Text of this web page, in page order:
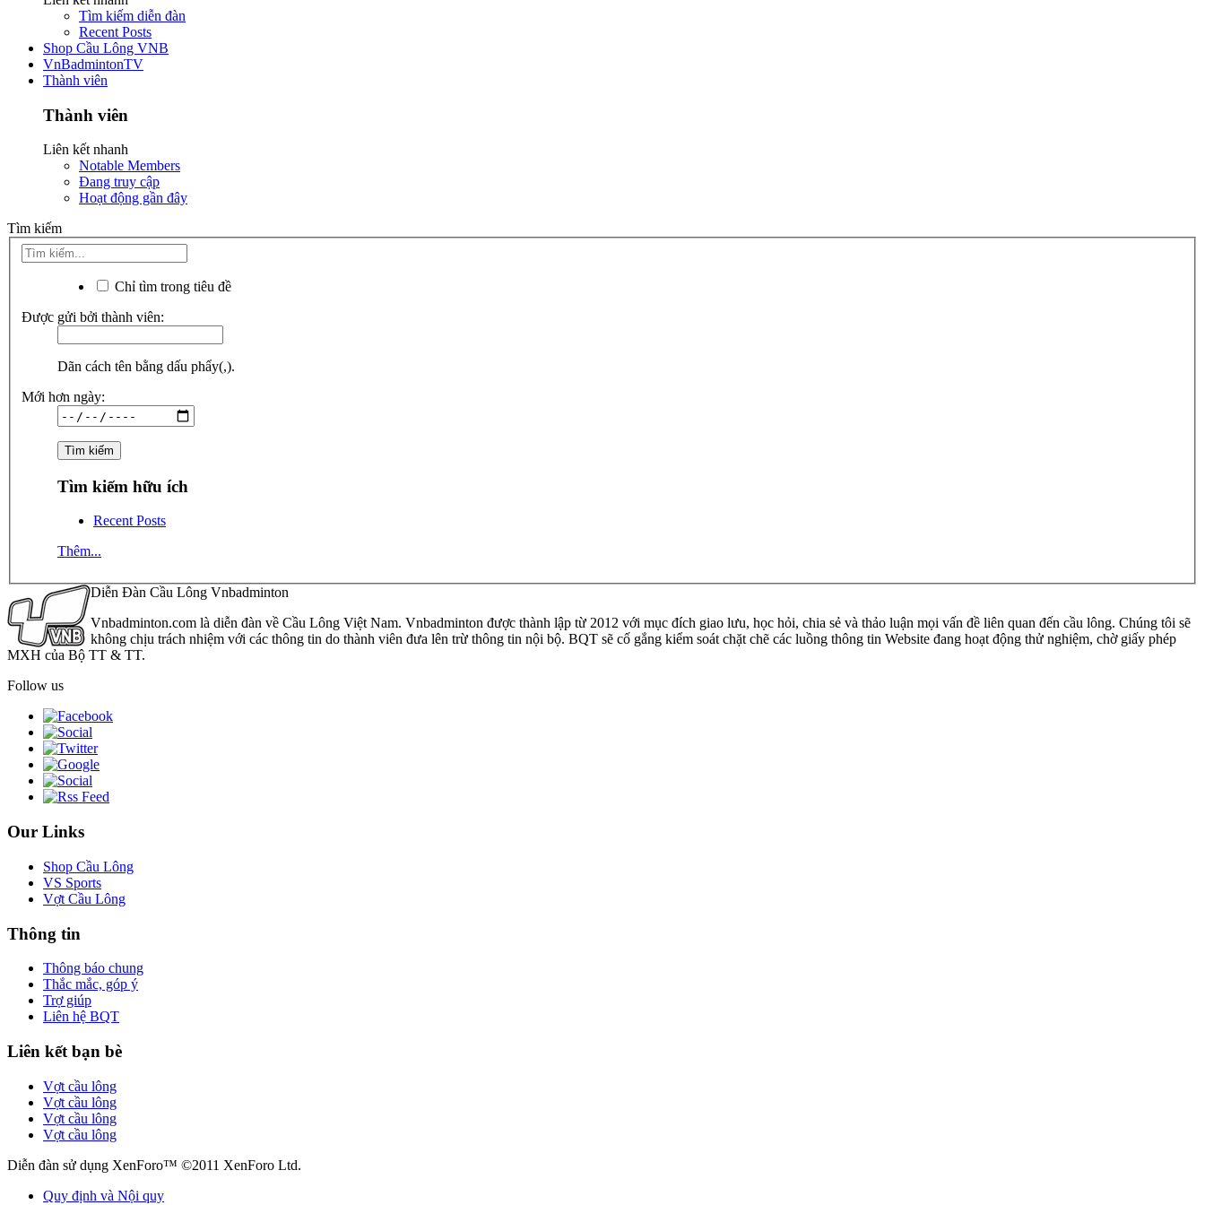
Tìm kiếm diễn đàn
Recent Posts
Shop Cầu Lông VNB
VnBadmintonTV
Thành viên
Thành viên
Liên kết nhanh
Notable Members
Đang truy cập
Hoạt động gần đây
Tìm kiếm
Chỉ tìm trong tiêu đề
Được gửi bởi thành viên:
Dãn cách tên bằng dấu phẩy(,).
Mới hơn ngày:
Tìm kiếm hữu ích
Recent Posts
Thêm...
Diễn Đàn Cầu Lông Vnbadminton
Vnbadminton.com là diễn đàn về Cầu Lông Việt Nam. Vnbadminton được thành lập từ 2012 với mục đích giao lưu, học hỏi, chia sẻ và thảo luận mọi vấn đề liên quan đến cầu lông. Chúng tôi sẽ
không chịu trách nhiệm với các thông tin do thành viên đưa lên trừ thông tin nội bộ. BQT sẽ cố gắng kiểm soát chặt chẽ các luồng thông tin Website đang hoạt động thử nghiệm, chờ giấy phép
MXH của Bộ TT & TT.
Follow us
Our Links
Shop Cầu Lông
VS Sports
Vợt Cầu Lông
Thông tin
Thông báo chung
Thắc mắc, góp ý
Trợ giúp
Liên hệ BQT
Liên kết bạn bè
Vợt cầu lông
Vợt cầu lông
Vợt cầu lông
Vợt cầu lông
Diễn đàn sử dụng XenForo™ ©2011 XenForo Ltd.
Quy định và Nội quy